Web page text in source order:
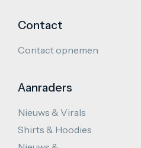
Contact
Contact opnemen
Aanraders
Nieuws & Virals
Shirts & Hoodies